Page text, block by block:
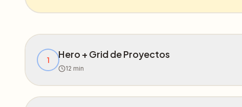
1 Hero + Grid de Proyectos
12 min